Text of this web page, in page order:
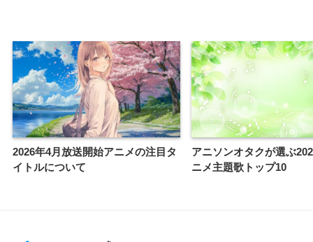
2026年4月放送開始アニメの注目タ
イトルについて
アニソンオタクが選ぶ
ニメ主題歌トップ10